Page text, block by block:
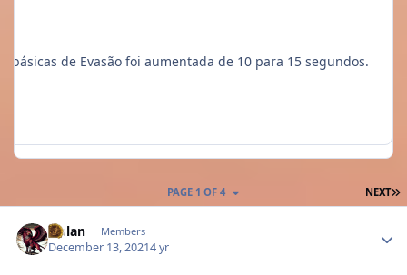
Caçadores. A duração das habilidades básicas de Evasão foi aumentada de 10 para 15 segundos.
NEXT
PAGE 1 OF 4
Nolan Members
December 13, 20214 yr